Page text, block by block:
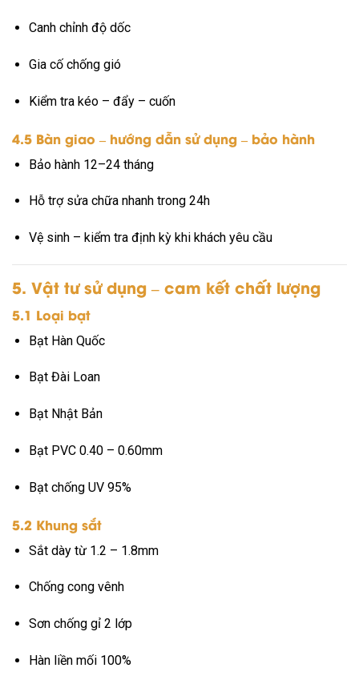
Canh chỉnh độ dốc
Gia cố chống gió
Kiểm tra kéo – đẩy – cuốn
4.5 Bàn giao – hướng dẫn sử dụng – bảo hành
Bảo hành 12–24 tháng
Hỗ trợ sửa chữa nhanh trong 24h
Vệ sinh – kiểm tra định kỳ khi khách yêu cầu
5. Vật tư sử dụng – cam kết chất lượng
5.1 Loại bạt
Bạt Hàn Quốc
Bạt Đài Loan
Bạt Nhật Bản
Bạt PVC 0.40 – 0.60mm
Bạt chống UV 95%
5.2 Khung sắt
Sắt dày từ 1.2 – 1.8mm
Chống cong vênh
Sơn chống gỉ 2 lớp
Hàn liền mối 100%